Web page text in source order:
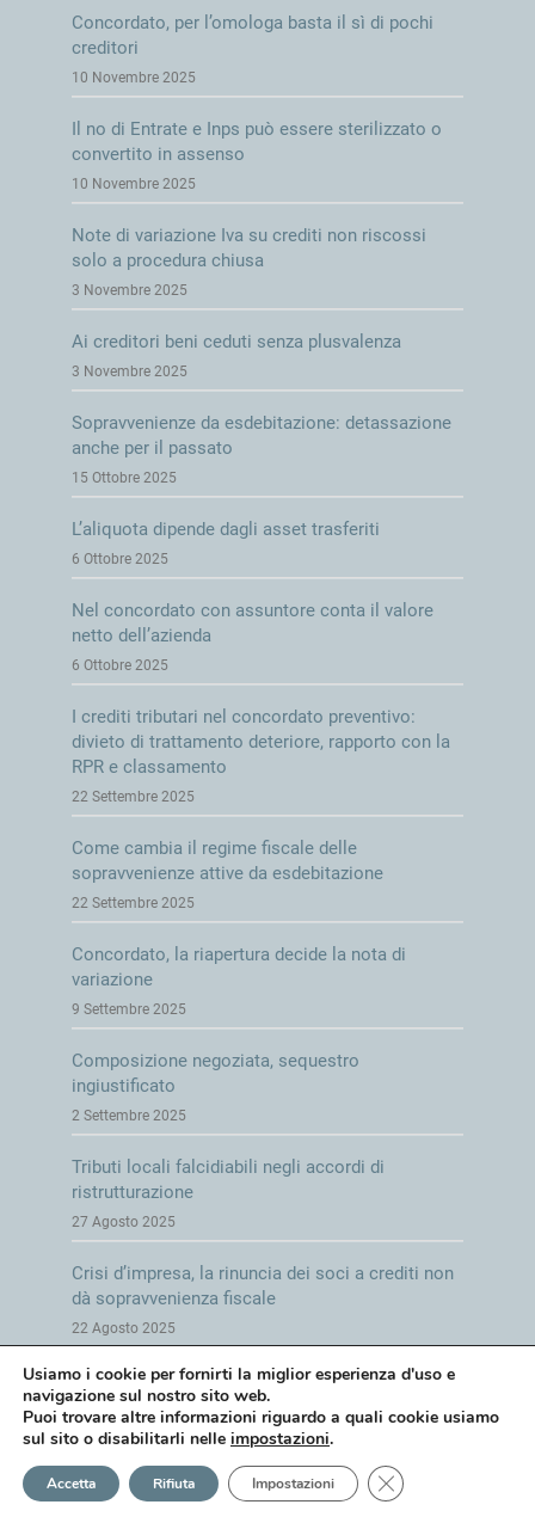
Concordato, per l’omologa basta il sì di pochi
creditori
10 Novembre 2025
Il no di Entrate e Inps può essere sterilizzato o
convertito in assenso
10 Novembre 2025
Note di variazione Iva su crediti non riscossi
solo a procedura chiusa
3 Novembre 2025
Ai creditori beni ceduti senza plusvalenza
3 Novembre 2025
Sopravvenienze da esdebitazione: detassazione
anche per il passato
15 Ottobre 2025
L’aliquota dipende dagli asset trasferiti
6 Ottobre 2025
Nel concordato con assuntore conta il valore
netto dell’azienda
6 Ottobre 2025
I crediti tributari nel concordato preventivo:
divieto di trattamento deteriore, rapporto con la
RPR e classamento
22 Settembre 2025
Come cambia il regime fiscale delle
sopravvenienze attive da esdebitazione
22 Settembre 2025
Concordato, la riapertura decide la nota di
variazione
9 Settembre 2025
Composizione negoziata, sequestro
ingiustificato
2 Settembre 2025
Tributi locali falcidiabili negli accordi di
ristrutturazione
27 Agosto 2025
Crisi d’impresa, la rinuncia dei soci a crediti non
dà sopravvenienza fiscale
22 Agosto 2025
Le note di variazione IVA nella crisi d’impresa
4 Agosto 2025
Crisi d’impresa, niente tassazione sugli attivi da
esdebitazione
Usiamo i cookie per fornirti la miglior esperienza d'uso e
navigazione sul nostro sito web.
Puoi trovare altre informazioni riguardo a quali cookie usiamo
sul sito o disabilitarli nelle impostazioni.
Accetta Rifiuta Impostazioni Close GDPR